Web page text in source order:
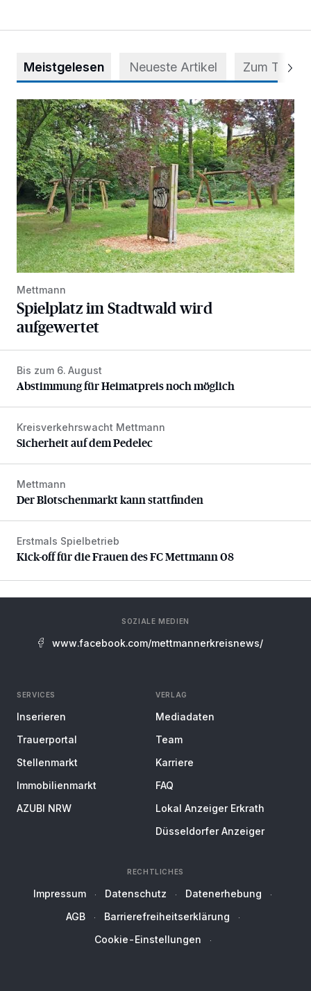
Meistgelesen Neueste Artikel Zum Thema
Spielplatz im Stadtwald wird aufgewertet
Mettmann
Spielplatz im Stadtwald wird
aufgewertet
Abstimmung für Heimatpreis noch möglich
Bis zum 6. August
Abstimmung für Heimatpreis noch möglich
Sicherheit auf dem Pedelec
Kreisverkehrswacht Mettmann
Sicherheit auf dem Pedelec
Der Blotschenmarkt kann stattfinden
Mettmann
Der Blotschenmarkt kann stattfinden
Kick-off für die Frauen des FC Mettmann 08
Erstmals Spielbetrieb
Kick-off für die Frauen des FC Mettmann 08
SOZIALE MEDIEN
www.facebook.com/mettmannerkreisnews/
SERVICES
Inserieren
Trauerportal
Stellenmarkt
Immobilienmarkt
AZUBI NRW
VERLAG
Mediadaten
Team
Karriere
FAQ
Lokal Anzeiger Erkrath
Düsseldorfer Anzeiger
RECHTLICHES
Impressum Datenschutz
Datenerhebung
AGB
Barrierefreiheitserklärung
Cookie-Einstellungen